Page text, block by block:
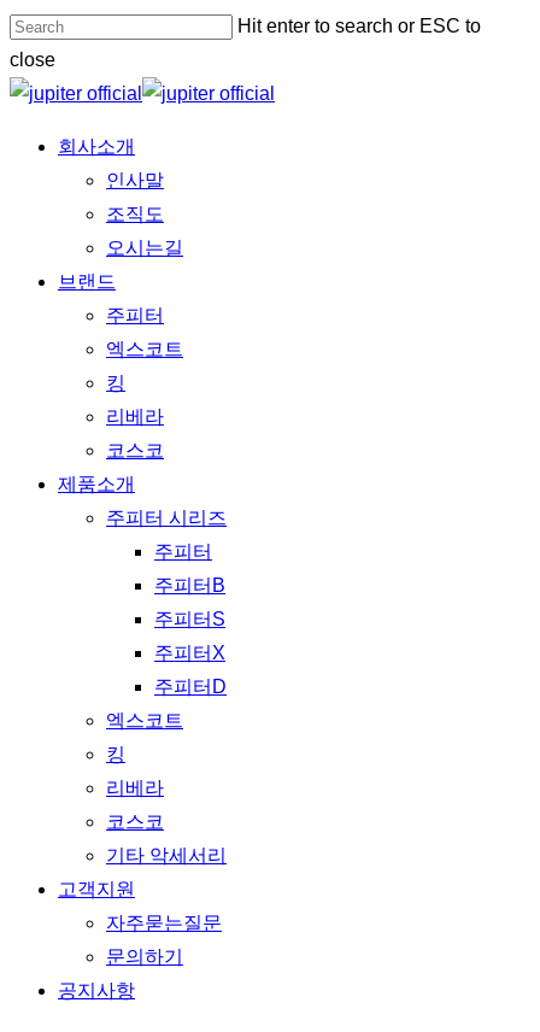
Skip
to
main
Hit enter to search or ESC to
close
Close
Menu
회사소개
인사말
조직도
오시는길
브랜드
주피터
엑스코트
킹
리베라
코스코
제품소개
주피터 시리즈
주피터
주피터B
주피터S
주피터X
주피터D
엑스코트
킹
리베라
코스코
기타 악세서리
고객지원
자주묻는질문
문의하기
공지사항